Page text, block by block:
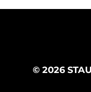
© 2026